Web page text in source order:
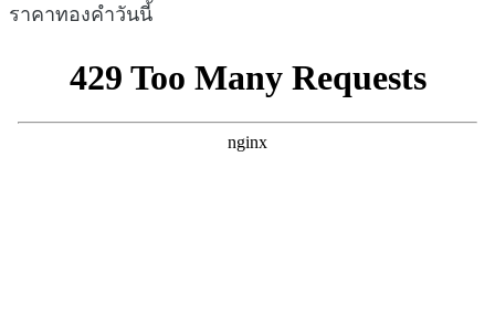
ราคาทองคำวันนี้